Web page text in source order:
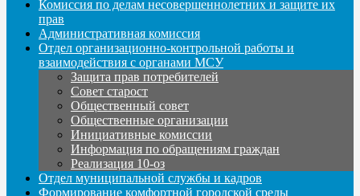
Комиссия по делам несовершеннолетних и защите их
прав
Административная комиссия
Отдел организационно-контрольной работы и
взаимодействия с органами МСУ
Защита прав потребителей
Совет старост
Общественный совет
Общественные организации
Инициативные комиссии
Информация по обращениям граждан
Реализация 10-оз
Отдел муниципальной службы и кадров
Формирование комфортной городской среды